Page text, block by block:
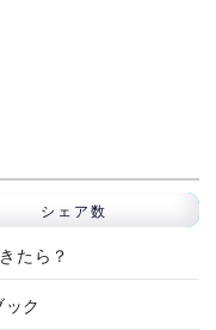
シェア数
たら？
ク